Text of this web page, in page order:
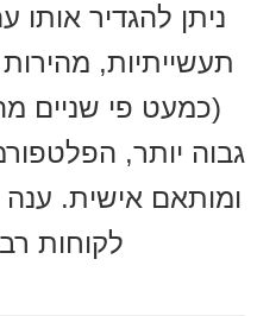
תעשייתיות,
גבוה יותר,
ומותאם אישית.
לקוחות